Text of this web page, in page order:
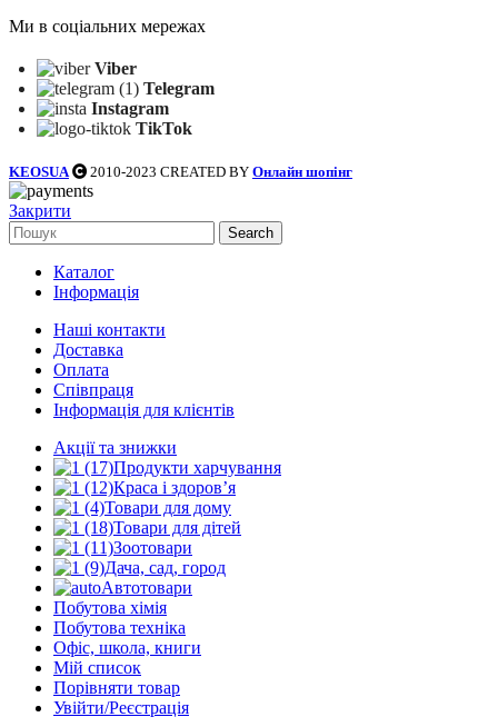
Ми в соціальних мережах
Viber
Telegram
Instagram
TikTok
KEOSUA 2010-2023 CREATED BY Онлайн шопінг
Закрити
Search
Каталог
Інформація
Наші контакти
Доставка
Оплата
Співпраця
Інформація для клієнтів
Акції та знижки
Продукти харчування
Краса і здоров’я
Товари для дому
Товари для дітей
Зоотовари
Дача, сад, город
Автотовари
Побутова хімія
Побутова техніка
Офіс, школа, книги
Мій список
Порівняти товар
Увійти/Реєстрація